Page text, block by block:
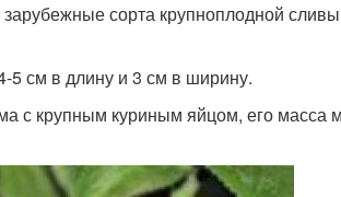
сорта крупноплодной
5 см в длину и 3 см в ширину.
с крупным куриным яйцом, его масса